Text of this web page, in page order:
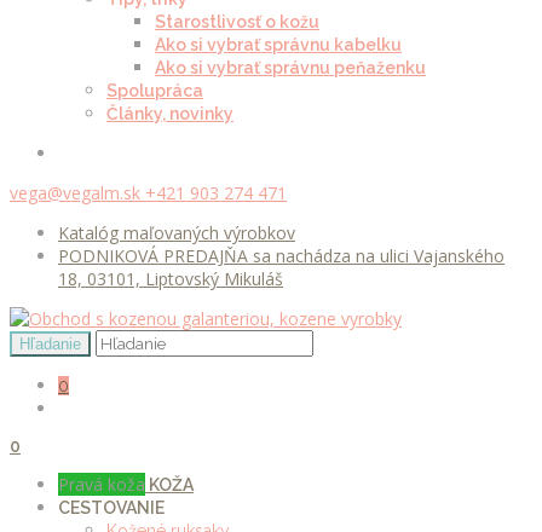
Starostlivosť o kožu
Ako si vybrať správnu kabelku
Ako si vybrať správnu peňaženku
Spolupráca
Články, novinky
vega@vegalm.sk +421 903 274 471
Katalóg maľovaných výrobkov
PODNIKOVÁ PREDAJŇA sa nachádza na ulici Vajanského
18, 03101, Liptovský Mikuláš
0
0
Pravá koža KOŽA
CESTOVANIE